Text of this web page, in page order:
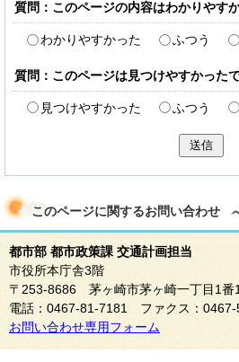
質問：このページの内容はわかりやす
わかりやすかった ふつう
質問：このページは見つけやすかった
見つけやすかった ふつう
送信
このページに関するお問い合わせ
都市部 都市政策課 交通計画担当
市役所本庁舎3階
〒253-8686 茅ヶ崎市茅ヶ崎一丁目1番
電話：0467-81-7181 ファクス：0467-
お問い合わせ専用フォーム